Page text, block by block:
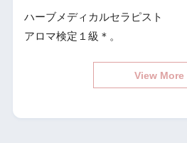
ハーブメディカルセラピスト
アロマ検定１級＊。
View More